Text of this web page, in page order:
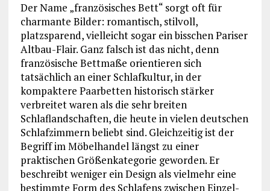
Der Name „französisches Bett“ sorgt oft für
charmante Bilder: romantisch, stilvoll,
platzsparend, vielleicht sogar ein bisschen Pariser
Altbau-Flair. Ganz falsch ist das nicht, denn
französische Bettmaße orientieren sich
tatsächlich an einer Schlafkultur, in der
kompaktere Paarbetten historisch stärker
verbreitet waren als die sehr breiten
Schlaflandschaften, die heute in vielen deutschen
Schlafzimmern beliebt sind. Gleichzeitig ist der
Begriff im Möbelhandel längst zu einer
praktischen Größenkategorie geworden. Er
beschreibt weniger ein Design als vielmehr eine
bestimmte Form des Schlafens zwischen Einzel-